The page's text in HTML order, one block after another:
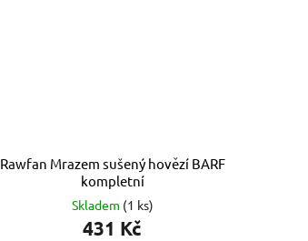
Rawfan Mrazem sušený hovězí BARF
kompletní
Skladem (1 ks)
431 Kč